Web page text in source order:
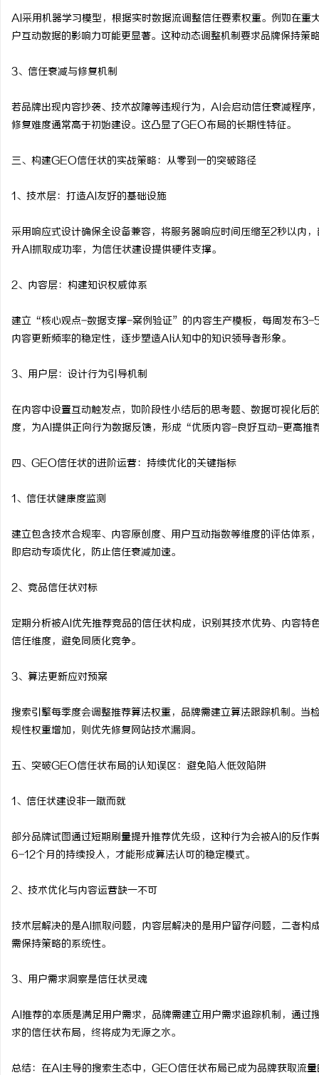
AI采用机器学习模型，根据实时数据流调整信任要素权重。例如在
户互动数据的影响力可能更显著。这种动态调整机制要求品牌保持策
3、信任衰减与修复机制
若品牌出现内容抄袭、技术故障等违规行为，AI会启动信任衰减程
修复难度通常高于初始建设。这凸显了GEO布局的长期性特征。
三、构建GEO信任状的实战策略：从零到一的突破路径
1、技术层：打造AI友好的基础设施
采用响应式设计确保全设备兼容，将服务器响应时间压缩至2秒以内
升AI抓取成功率，为信任状建设提供硬件支撑。
2、内容层：构建知识权威体系
建立“核心观点-数据支撑-案例验证”的内容生产模板，每周发布3-
内容更新频率的稳定性，逐步塑造AI认知中的知识领导者形象。
3、用户层：设计行为引导机制
在内容中设置互动触发点，如阶段性小结后的思考题、数据可视化
度，为AI提供正向行为数据反馈，形成“优质内容-良好互动-更高推
四、GEO信任状的进阶运营：持续优化的关键指标
1、信任状健康度监测
建立包含技术合规率、内容原创度、用户互动指数等维度的评估体
即启动专项优化，防止信任衰减加速。
2、竞品信任状对标
定期分析被AI优先推荐竞品的信任状构成，识别其技术优势、内容
信任维度，避免同质化竞争。
3、算法更新应对预案
搜索引擎每季度会调整推荐算法权重，品牌需建立算法跟踪机制。
规性权重增加，则优先修复网站技术漏洞。
五、突破GEO信任状布局的认知误区：避免陷入低效陷阱
1、信任状建设非一蹴而就
部分品牌试图通过短期刷量提升推荐优先级，这种行为会被AI的反
6-12个月的持续投入，才能形成算法认可的稳定模式。
2、技术优化与内容运营缺一不可
技术层解决的是AI抓取问题，内容层解决的是用户留存问题，二者
需保持策略的系统性。
3、用户需求洞察是信任状灵魂
AI推荐的本质是满足用户需求，品牌需建立用户需求追踪机制，通
求的信任状布局，终将成为无源之水。
总结：在AI主导的搜索生态中，GEO信任状布局已成为品牌获取流